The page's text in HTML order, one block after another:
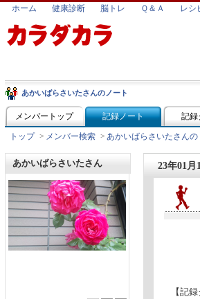
ホーム 健康診断 脳トレ Ｑ＆Ａ レシ
あかいばらさいたさんのノート
メンバートップ 記録ノート 記録
トップ > メンバー検索 > あかいばらさいたさんの
あかいばらさいたさん 23年01月
【記